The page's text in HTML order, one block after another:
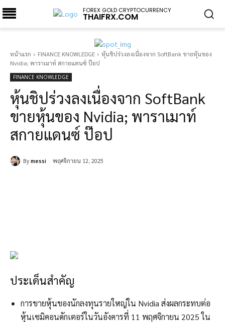
FOREX GOLD CRYPTOCURRENCY
THAIFRX.COM
หน้าแรก FINANCE KNOWLEDGE
หุ้นชิปร่วงลงเนื่องจาก SoftBank ขายหุ้นของ
Nvidia; พาราเมาท์ สกายแดนซ์ ป๊อป
FINANCE KNOWLEDGE
หุ้นชิปร่วงลงเนื่องจาก SoftBank
ขายหุ้นของ Nvidia; พาราเมาท์
สกายแดนซ์ ป๊อป
By messi พฤศจิกายน 12, 2025
ประเด็นสำคัญ
การขายหุ้นของนักลงทุนรายใหญ่ใน Nvidia ส่งผลกระทบต่อ
หุ้นเซมิคอนดักเตอร์ในวันอังคารที่ 11 พฤศจิกายน 2025 ใน